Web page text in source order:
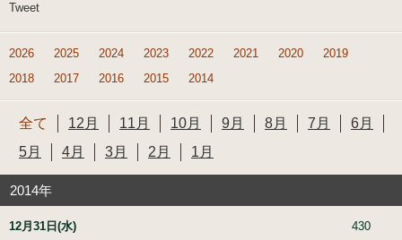
Tweet
2026 2025 2024 2023 2022 2021 2020
2019
2018
2017 2016 2015 2014
全て 12月 11月 10月 9月 8月 7月
6月
5月
4月 3月 2月 1月
2014年
12月31日(水) 430